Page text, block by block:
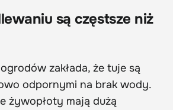
są częstsze niż
zakłada, że tuje są
odpornymi na brak wody.
żywopłoty mają dużą